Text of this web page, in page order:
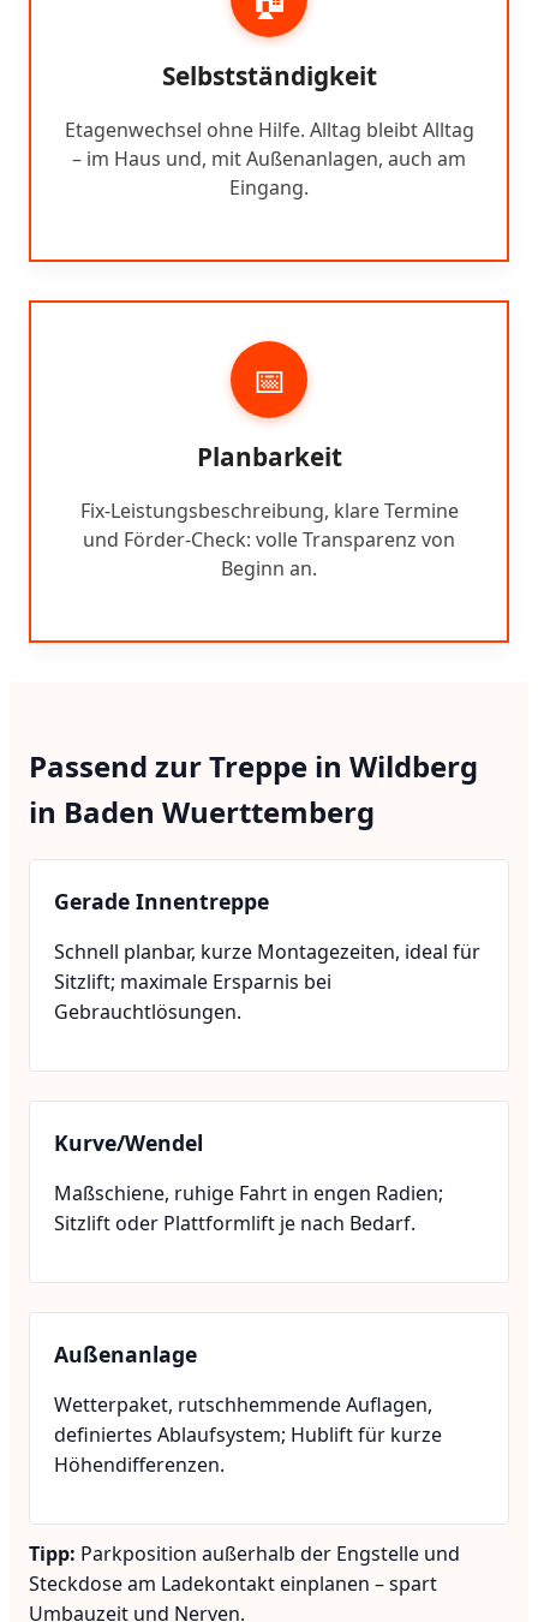
Selbstständigkeit
Etagenwechsel ohne Hilfe. Alltag bleibt Alltag
– im Haus und, mit Außenanlagen, auch am
Eingang.
📅
Planbarkeit
Fix-Leistungsbeschreibung, klare Termine
und Förder-Check: volle Transparenz von
Beginn an.
Passend zur Treppe in Wildberg
in Baden Wuerttemberg
Gerade Innentreppe
Schnell planbar, kurze Montagezeiten, ideal für
Sitzlift; maximale Ersparnis bei
Gebrauchtlösungen.
Kurve/Wendel
Maßschiene, ruhige Fahrt in engen Radien;
Sitzlift oder Plattformlift je nach Bedarf.
Außenanlage
Wetterpaket, rutschhemmende Auflagen,
definiertes Ablaufsystem; Hublift für kurze
Höhendifferenzen.
Tipp: Parkposition außerhalb der Engstelle und
Steckdose am Ladekontakt einplanen – spart
Umbauzeit und Nerven.